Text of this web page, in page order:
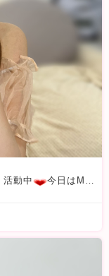
活動中
今日はME:Iの新曲MV公開